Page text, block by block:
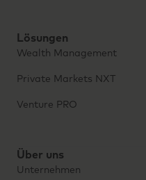
Lösungen
Wealth Management
Private Markets NXT
Venture PRO
Über uns
Unternehmen